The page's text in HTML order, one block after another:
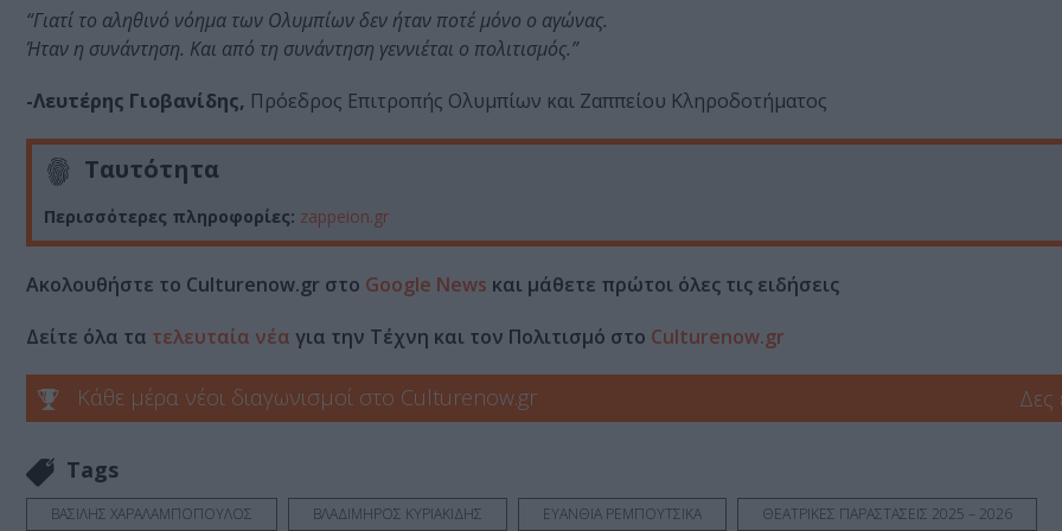
“Γιατί το αληθινό νόημα των Ολυμπίων δεν ήταν ποτέ μόνο ο αγώνας.
Ήταν η συνάντηση. Και από τη συνάντηση γεννιέται ο πολιτισμός.”
-Λευτέρης Γιοβανίδης, Πρόεδρος Επιτροπής Ολυμπίων και Ζαππείου Κληροδοτήματος
Ταυτότητα
Περισσότερες πληροφορίες: zappeion.gr
Ακολουθήστε το Culturenow.gr στο Google News και μάθετε πρώτοι όλες τις ειδήσεις
Δείτε όλα τα τελευταία νέα για την Τέχνη και τον Πολιτισμό στο Culturenow.gr
Κάθε μέρα νέοι διαγωνισμοί στο Culturenow.gr Δες
Tags
ΒΑΣΙΛΗΣ ΧΑΡΑΛΑΜΠΟΠΟΥΛΟΣ ΒΛΑΔΙΜΗΡΟΣ ΚΥΡΙΑΚΙΔΗΣ ΕΥΑΝΘΙΑ ΡΕΜΠΟΥΤΣΙΚΑ ΘΕΑΤΡΙΚΕΣ ΠΑΡΑΣΤΑΣΕΙΣ 2025 – 2026